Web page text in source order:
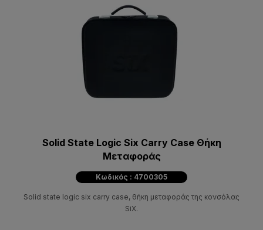
Solid State Logic Six Carry Case Θήκη
Μεταφοράς
Κωδικός : 4700305
Solid state logic six carry case, θήκη μεταφοράς της κονσόλας
SiX.